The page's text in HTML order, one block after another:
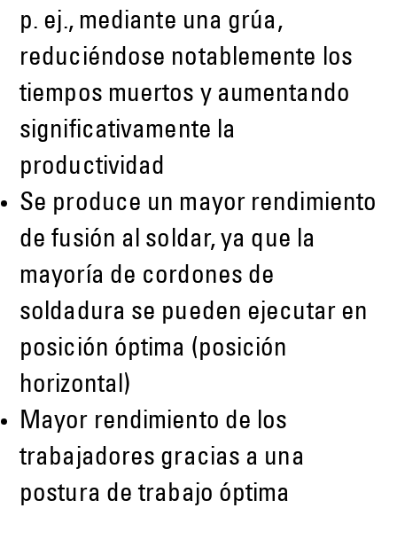
p. ej., mediante una grúa,
reduciéndose notablemente los
tiempos muertos y aumentando
significativamente la
productividad
Se produce un mayor rendimiento
de fusión al soldar, ya que la
mayoría de cordones de
soldadura se pueden ejecutar en
posición óptima (posición
horizontal)
Mayor rendimiento de los
trabajadores gracias a una
postura de trabajo óptima